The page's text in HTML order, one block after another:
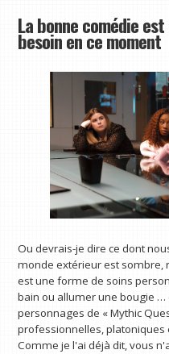
La bonne comédie
besoin en ce moment
Ou devrais-je dire ce dont
monde extérieur est sombre,
est une forme de soins
bain ou allumer une bougie
personnages de « Mythic
professionnelles,
Comme je l'ai déjà dit, vous